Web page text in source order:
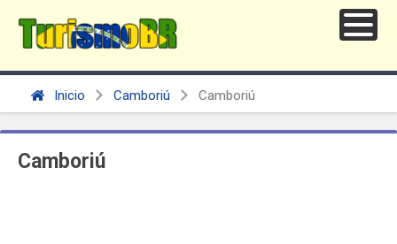
Inicio Camboriú Camboriú
Camboriú